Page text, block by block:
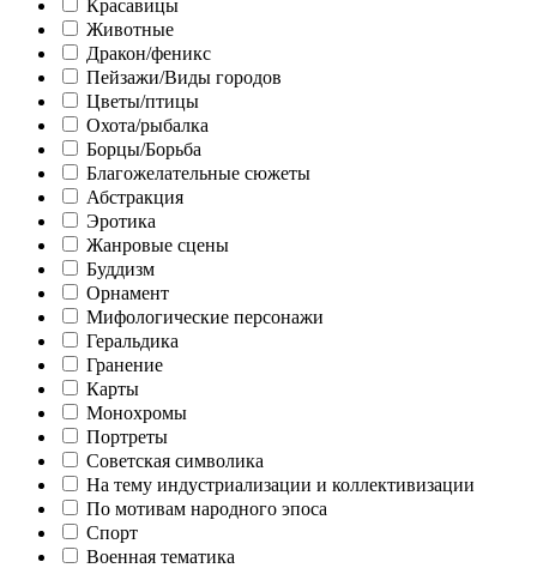
Красавицы
Животные
Дракон/феникс
Пейзажи/Виды городов
Цветы/птицы
Охота/рыбалка
Борцы/Борьба
Благожелательные сюжеты
Абстракция
Эротика
Жанровые сцены
Буддизм
Орнамент
Мифологические персонажи
Геральдика
Гранение
Карты
Монохромы
Портреты
Советская символика
На тему индустриализации и коллективизации
По мотивам народного эпоса
Спорт
Военная тематика